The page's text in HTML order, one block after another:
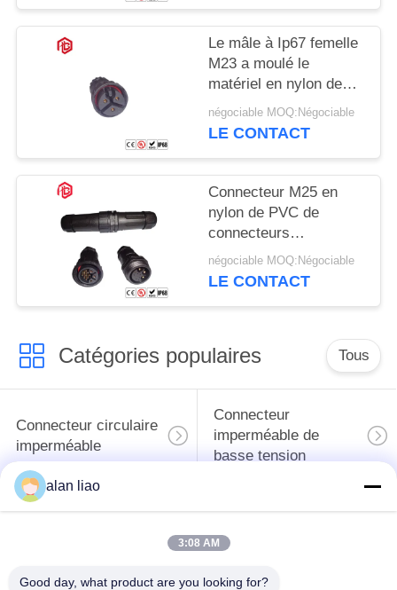
Le mâle à Ip67 femelle
M23 a moulé le
matériel en nylon de
Pin PA66 du cable
connecteur 3
négociable MOQ:Négociable
LE CONTACT
Connecteur M25 en
nylon de PVC de
connecteurs
imperméables noirs
d'Ip67 10A
négociable MOQ:Négociable
LE CONTACT
Catégories populaires Tous
Connecteur circulaire
imperméable
Connecteur
imperméable de
basse tension
Connecteur
E27
alan liao
3:08 AM
Good day, what product are you looking for?